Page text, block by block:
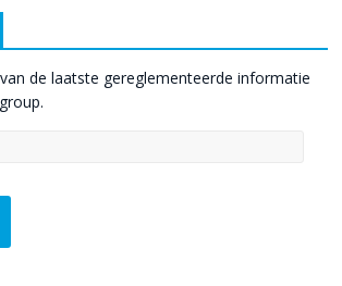
de laatste gereglementeerde informatie